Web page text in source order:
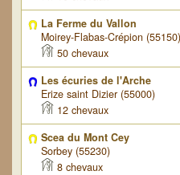
La Ferme du Vallon
Moirey-Flabas-Crépion (55150)
50 chevaux
Les écuries de l'Arche
Erize saint Dizier (55000)
12 chevaux
Scea du Mont Cey
Sorbey (55230)
8 chevaux